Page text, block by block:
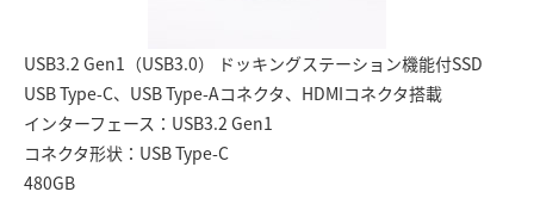
USB3.2 Gen1（USB3.0） ドッキングステーション機能付SSD
USB Type-C、USB Type-Aコネクタ、HDMIコネクタ搭載
インターフェース：USB3.2 Gen1
コネクタ形状：USB Type-C
480GB